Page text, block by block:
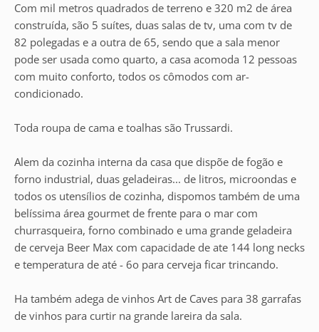
Com mil metros quadrados de terreno e 320 m2 de área
construída, são 5 suítes, duas salas de tv, uma com tv de
82 polegadas e a outra de 65, sendo que a sala menor
pode ser usada como quarto, a casa acomoda 12 pessoas
com muito conforto, todos os cômodos com ar-
condicionado.
Toda roupa de cama e toalhas são Trussardi.
Alem da cozinha interna da casa que dispõe de fogão e
forno industrial, duas geladeiras... de litros, microondas e
todos os utensílios de cozinha, dispomos também de uma
belíssima área gourmet de frente para o mar com
churrasqueira, forno combinado e uma grande geladeira
de cerveja Beer Max com capacidade de ate 144 long necks
e temperatura de até - 6o para cerveja ficar trincando.
Ha também adega de vinhos Art de Caves para 38 garrafas
de vinhos para curtir na grande lareira da sala.